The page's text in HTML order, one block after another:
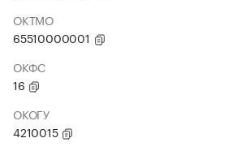
ОКТМО
65510000001
ОКФС
16
ОКОГУ
4210015